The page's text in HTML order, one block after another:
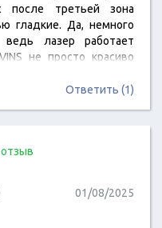
после третьей зона
гладкие. Да, немного
лазер работает
не просто красиво
Ответить (1)
01/08/2025